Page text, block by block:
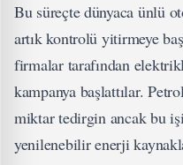
Bu süreçte dünyaca ünlü
artık kontrolü yitirmeye
firmalar tarafından
kampanya başlattılar.
miktar tedirgin ancak bu
yenilenebilir enerji